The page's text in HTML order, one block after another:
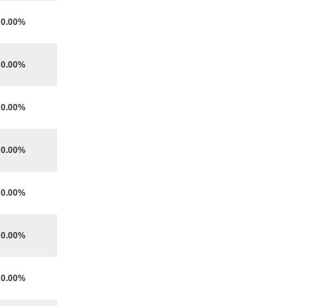
0.00%
0.00%
0.00%
0.00%
0.00%
0.00%
0.00%